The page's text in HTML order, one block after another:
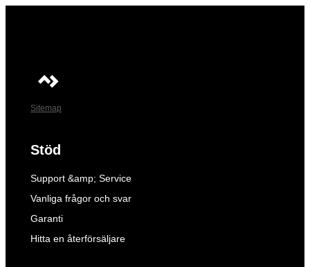
Sitemap
Stöd
Support &amp; Service
Vanliga frågor och svar
Garanti
Hitta en återförsäljare